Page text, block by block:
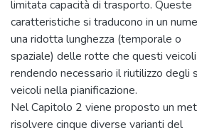
limitata capacità di trasporto. Queste
caratteristiche si traducono in un
una ridotta lunghezza (temporale o
spaziale) delle rotte che questi
rendendo necessario il riutilizzo degli
veicoli nella pianificazione.
Nel Capitolo 2 viene proposto un
risolvere cinque diverse varianti del